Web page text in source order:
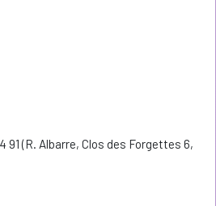
91 (R. Albarre, Clos des Forgettes 6,